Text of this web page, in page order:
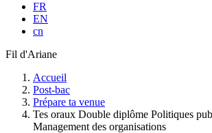
FR
EN
cn
Fil d'Ariane
Accueil
Post-bac
Prépare ta venue
Tes oraux Double diplôme Politiques
Management des organisations